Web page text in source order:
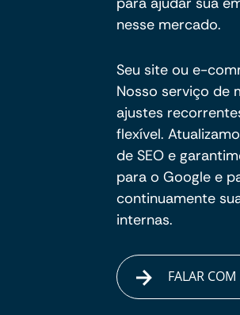
nesse mercado.
Seu site ou e-
Nosso serviço de
ajustes
flexível.
de SEO e
para o Google e
continuamente
internas.
FALAR COM